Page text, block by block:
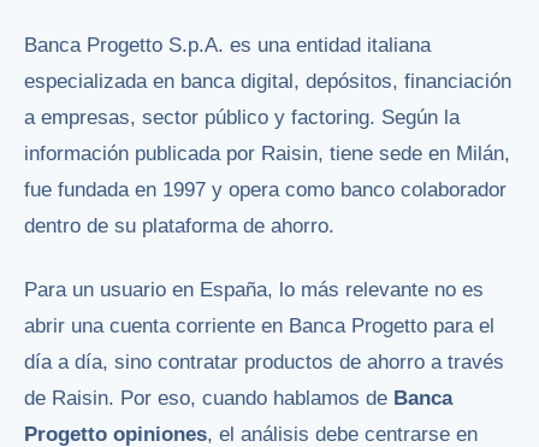
Banca Progetto S.p.A. es una entidad italiana
especializada en banca digital, depósitos, financiación
a empresas, sector público y factoring. Según la
información publicada por Raisin, tiene sede en Milán,
fue fundada en 1997 y opera como banco colaborador
dentro de su plataforma de ahorro.
Para un usuario en España, lo más relevante no es
abrir una cuenta corriente en Banca Progetto para el
día a día, sino contratar productos de ahorro a través
de Raisin. Por eso, cuando hablamos de Banca
Progetto opiniones, el análisis debe centrarse en